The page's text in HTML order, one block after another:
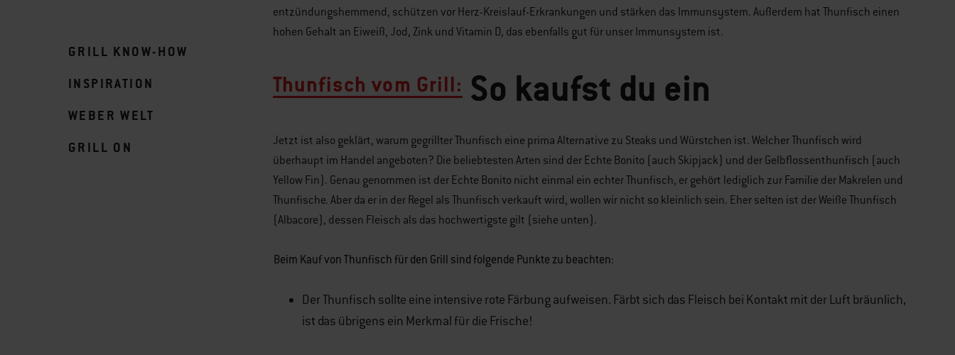
GRILL KNOW-HOW
INSPIRATION
WEBER WELT
GRILL ON
entzündungshemmend, schützen vor Herz-Kreislauf-Erkrankungen und stärken das Immunsystem. Außerdem hat Thunfisch einen
hohen Gehalt an Eiweiß, Jod, Zink und Vitamin D, das ebenfalls gut für unser Immunsystem ist.
Thunfisch vom Grill:So kaufst du ein
Jetzt ist also geklärt, warum gegrillter Thunfisch eine prima Alternative zu Steaks und Würstchen ist. Welcher Thunfisch wird
überhaupt im Handel angeboten? Die beliebtesten Arten sind der Echte Bonito (auch Skipjack) und der Gelbflossenthunfisch (auch
Yellow Fin). Genau genommen ist der Echte Bonito nicht einmal ein echter Thunfisch, er gehört lediglich zur Familie der Makrelen und
Thunfische. Aber da er in der Regel als Thunfisch verkauft wird, wollen wir nicht so kleinlich sein. Eher selten ist der Weiße Thunfisch
(Albacore), dessen Fleisch als das hochwertigste gilt (siehe unten).
Beim Kauf von Thunfisch für den Grill sind folgende Punkte zu beachten:
Der Thunfisch sollte eine intensive rote Färbung aufweisen. Färbt sich das Fleisch bei Kontakt mit der Luft bräunlich,
ist das übrigens ein Merkmal für die Frische!